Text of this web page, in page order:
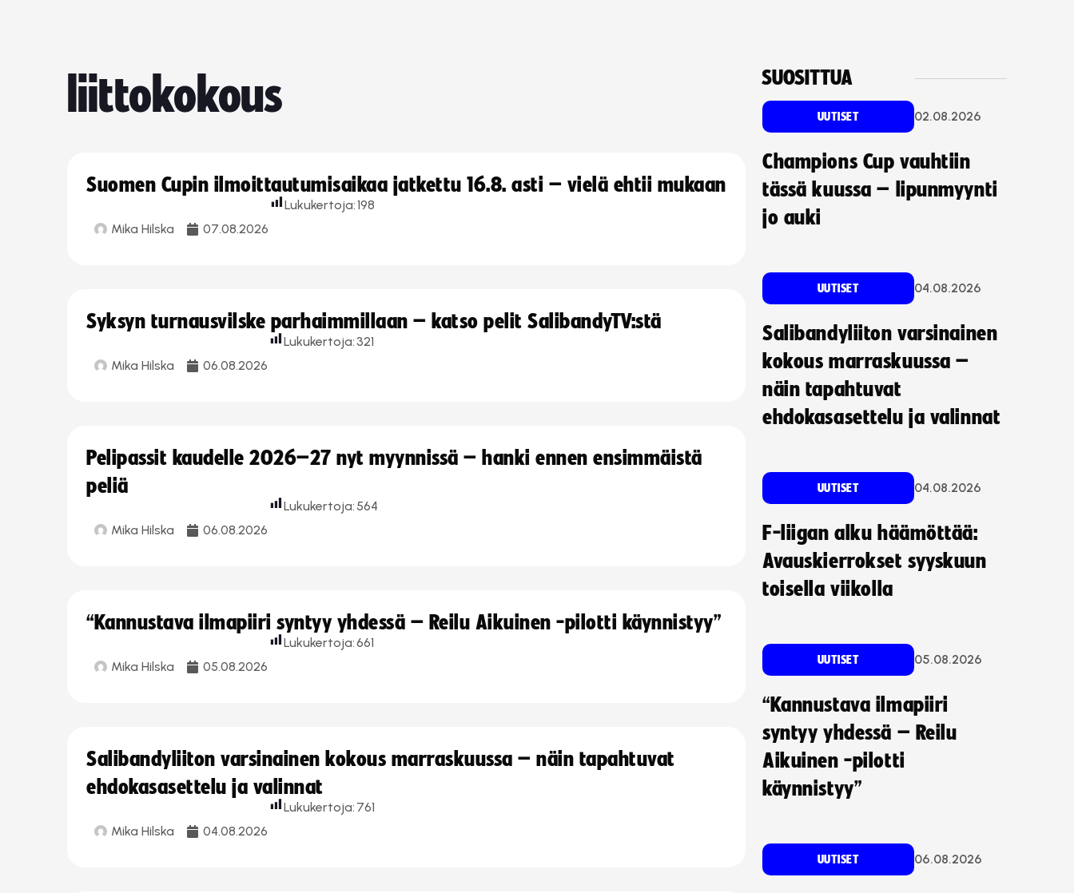
liittokokous
Suomen Cupin ilmoittautumisaikaa jatkettu 16.8. asti – vielä ehtii mukaan
Mika Hilska 07.08.2026
Lukukertoja:198
Syksyn turnausvilske parhaimmillaan – katso pelit SalibandyTV:stä
Mika Hilska 06.08.2026
Lukukertoja: 321
Pelipassit kaudelle 2026–27 nyt myynnissä – hanki ennen ensimmäistä
peliä
Mika Hilska 06.08.2026
Lukukertoja: 564
“Kannustava ilmapiiri syntyy yhdessä – Reilu Aikuinen -pilotti käynnistyy”
Mika Hilska 05.08.2026
Lukukertoja:661
Salibandyliiton varsinainen kokous marraskuussa – näin tapahtuvat
ehdokasasettelu ja valinnat
Mika Hilska 04.08.2026
Lukukertoja: 761
SUOSITTUA
UUTISET 02.08.2026
Champions Cup vauhtiin
tässä kuussa – lipunmyynti
jo auki
UUTISET 04.08.2026
Salibandyliiton varsinainen
kokous marraskuussa –
näin tapahtuvat
ehdokasasettelu ja valinnat
UUTISET 04.08.2026
F-liigan alku häämöttää:
Avauskierrokset syyskuun
toisella viikolla
UUTISET 05.08.2026
“Kannustava ilmapiiri
syntyy yhdessä – Reilu
Aikuinen -pilotti
käynnistyy”
UUTISET 06.08.2026